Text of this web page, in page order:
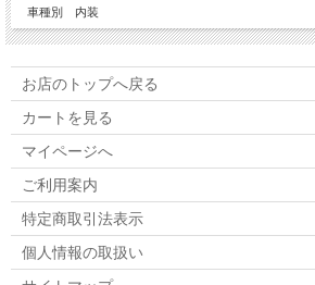
車種別 内装
お店のトップへ戻る
カートを見る
マイページへ
ご利用案内
特定商取引法表示
個人情報の取扱い